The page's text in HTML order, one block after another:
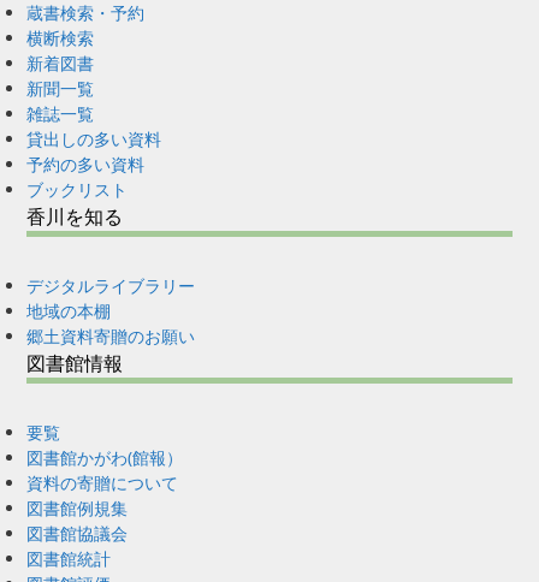
蔵書検索・予約
横断検索
新着図書
新聞一覧
雑誌一覧
貸出しの多い資料
予約の多い資料
ブックリスト
香川を知る
デジタルライブラリー
地域の本棚
郷土資料寄贈のお願い
図書館情報
要覧
図書館かがわ(館報）
資料の寄贈について
図書館例規集
図書館協議会
図書館統計